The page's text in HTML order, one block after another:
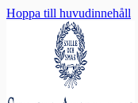
Hoppa till huvudinnehåll